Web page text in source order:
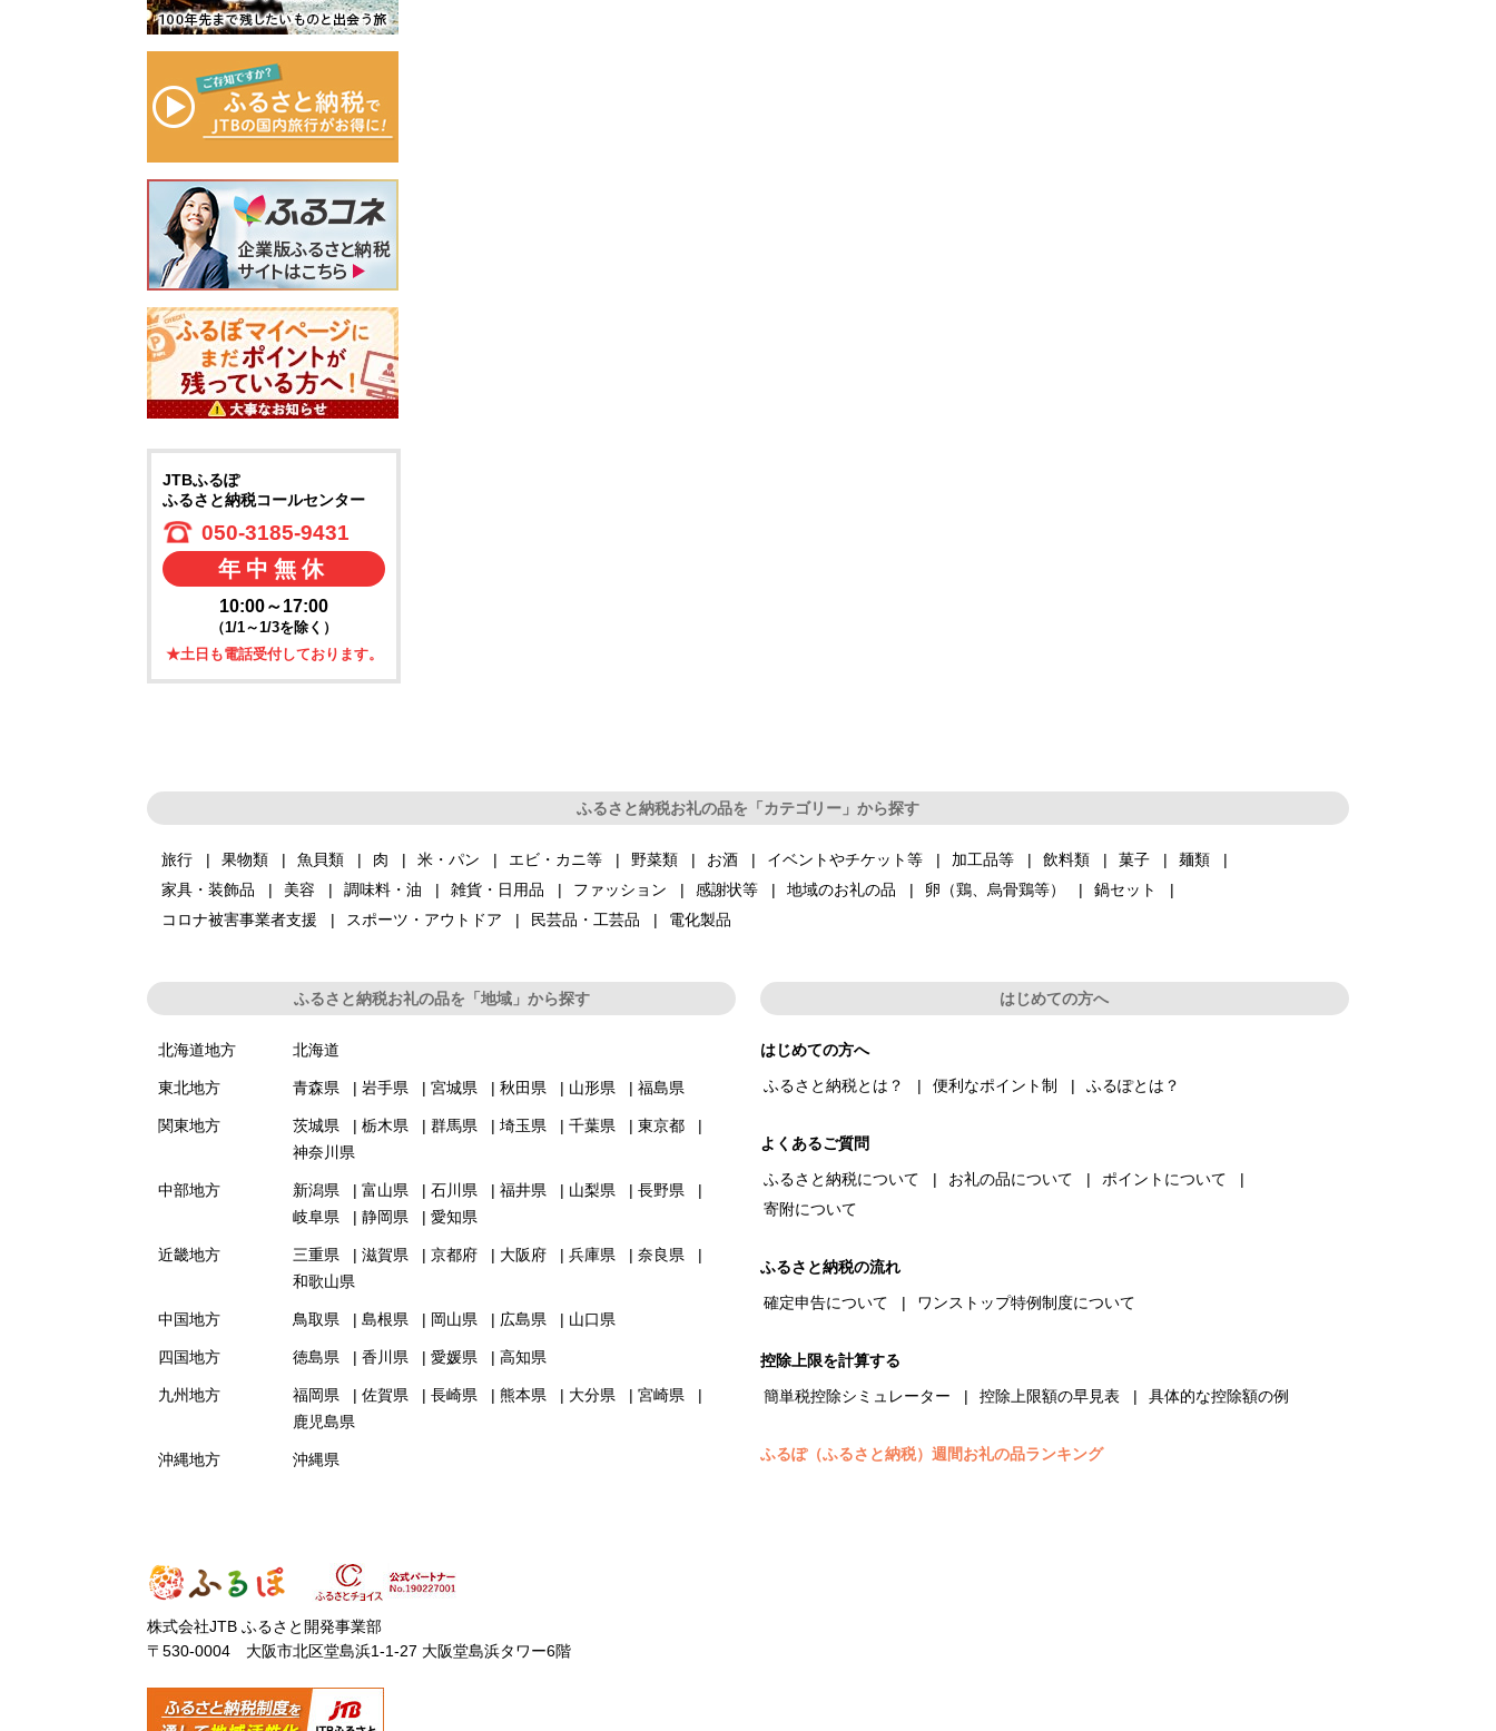
なさまと一緒に持続可能な
まちづくりを進めていきま
す。
みなさまの応援をよろしく
お願いします。
JTBふるぽ
ふるさと納税コールセンター
050-3185-9431
年中無休
10:00～17:00
（1/1～1/3を除く）
★土日も電話受付しております。
ふるさと納税お礼の品を「カテゴリー」から探す
旅行 果物類 魚貝類 肉 米・パン エビ・カニ等 野菜類 お酒 イベントやチケット等 加工品等 飲料類 菓子
麺類
家具・装飾品
美容 調味料・油 雑貨・日用品 ファッション 感謝状等 地域のお礼の品 卵（鶏、烏骨鶏等）
鍋セット
コロナ被害事業者支援
スポーツ・アウトドア 民芸品・工芸品 電化製品
ふるさと納税お礼の品を「地域」から探す
北海道地方 北海道
東北地方 青森県 岩手県 宮城県 秋田県 山形県 福島県
関東地方 茨城県 栃木県 群馬県 埼玉県 千葉県
東京都
神奈川県
中部地方 新潟県 富山県 石川県 福井県 山梨県
長野県
岐阜県
静岡県 愛知県
近畿地方 三重県 滋賀県 京都府 大阪府 兵庫県
奈良県
和歌山県
中国地方 鳥取県 島根県 岡山県 広島県 山口県
四国地方 徳島県 香川県 愛媛県 高知県
九州地方 福岡県 佐賀県 長崎県 熊本県 大分県
宮崎県
鹿児島県
沖縄地方 沖縄県
はじめての方へ
はじめての方へ
ふるさと納税とは？
便利なポイント制 ふるぽとは？
よくあるご質問
ふるさと納税について
お礼の品について
ポイントについて
寄附について
ふるさと納税の流れ
確定申告について
ワンストップ特例制度について
控除上限を計算する
簡単税控除シミュレーター
控除上限額の早見表 具体的な控除額の例
ふるぽ（ふるさと納税）週間お礼の品ランキング
株式会社JTB ふるさと開発事業部
〒530-0004 大阪市北区堂島浜1-1-27 大阪堂島浜タワー6階